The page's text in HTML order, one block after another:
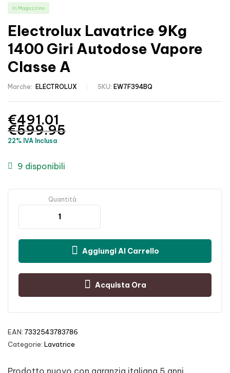
In Magazzino
Electrolux Lavatrice 9Kg
1400 Giri Autodose Vapore
Classe A
Marche: ELECTROLUX SKU: EW7F394BQ
€599.95
€491.01
22% IVA Inclusa
9 disponibili
Quantità
Aggiungi Al Carrello
Acquista Ora
EAN: 7332543783786
Categorie: Lavatrice
Prodotto nuovo con garanzia italiana 5 anni.